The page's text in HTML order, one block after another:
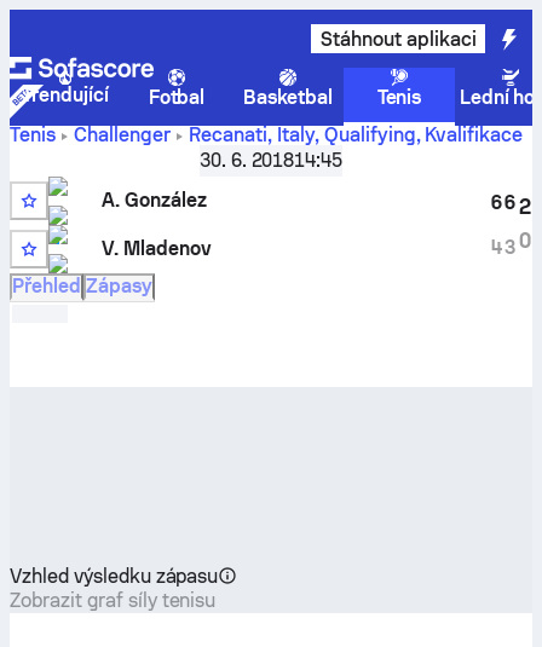
Stáhnout aplikaci
Trendující Fotbal Basketbal Tenis
Lední
Tenis
Challenger Recanati, Italy, Qualifying, Kvalifikace
Vasko Mladenov– živé skóre a porovnání
výsledků
30. 6. 201814:45
4
A. González
WC
V. Mladenov
6
4
6
3
2
0
Přehled Zápasy
Vzhled výsledku zápasu
Zobrazit graf síly tenisu